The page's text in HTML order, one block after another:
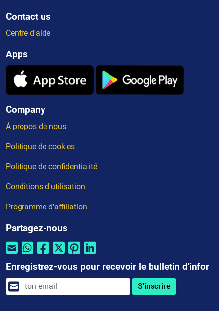
Contact us
Centre d'aide
Apps
Company
À propos de nous
Politique de cookies
Politique de confidentialité
Conditions d'utilisation
Programme d'affiliation
Partagez-nous
Enregistrez-vous pour recevoir le bulletin d'infor
S'inscrire